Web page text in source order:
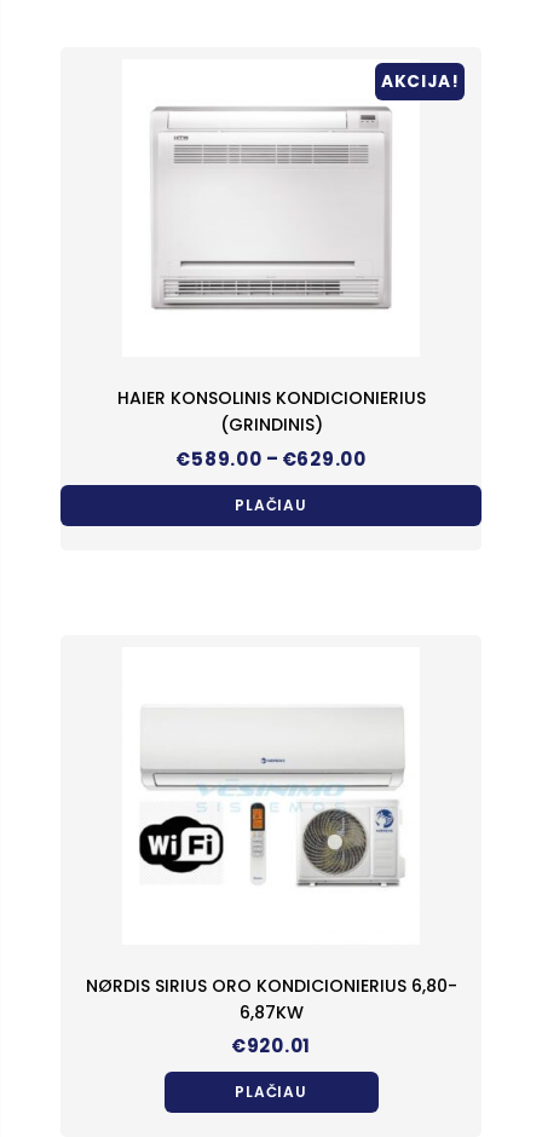
AKCIJA!
HAIER KONSOLINIS KONDICIONIERIUS
(GRINDINIS)
€589.00 – €629.00Price
€589.00
€629.00
PLAČIAU
NØRDIS SIRIUS ORO KONDICIONIERIUS 6,80-
6,87KW
€920.01
PLAČIAU